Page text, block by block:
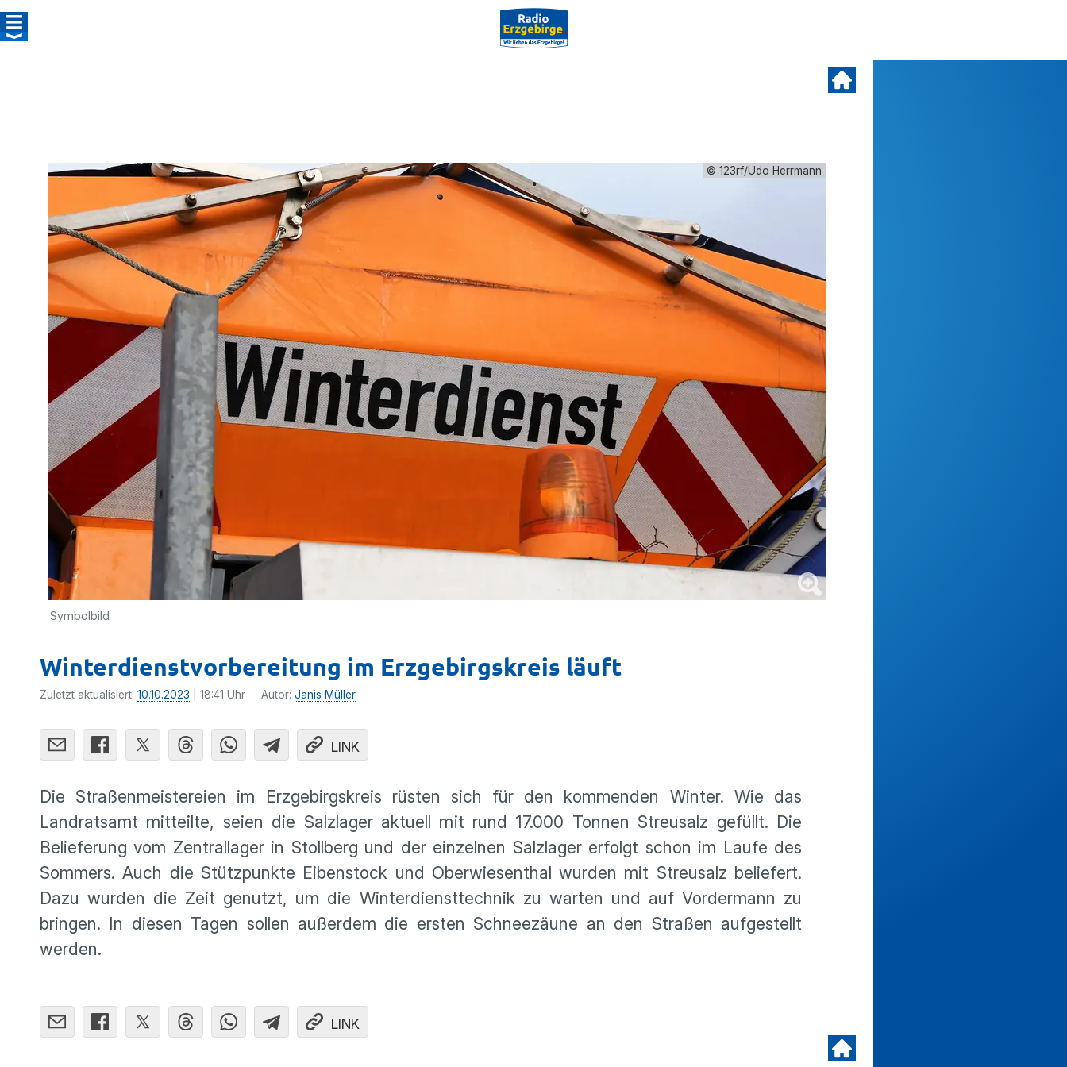
© 123rf/Udo Herrmann
Symbolbild
Winterdienstvorbereitung im Erzgebirgskreis läuft
Zuletzt aktualisiert: 10.10.2023 | 18:41 Uhr Autor: Janis Müller
LINK
Die Straßenmeistereien im Erzgebirgskreis rüsten sich für den kommenden Winter. Wie das
Landratsamt mitteilte, seien die Salzlager aktuell mit rund 17.000 Tonnen Streusalz gefüllt. Die
Belieferung vom Zentrallager in Stollberg und der einzelnen Salzlager erfolgt schon im Laufe des
Sommers. Auch die Stützpunkte Eibenstock und Oberwiesenthal wurden mit Streusalz beliefert.
Dazu wurden die Zeit genutzt, um die Winterdiensttechnik zu warten und auf Vordermann zu
bringen. In diesen Tagen sollen außerdem die ersten Schneezäune an den Straßen aufgestellt
werden.
LINK